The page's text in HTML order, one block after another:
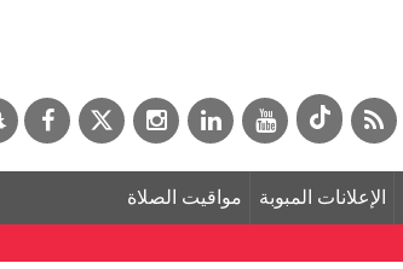
الإعلانات المبوبة مواقيت الصلاة